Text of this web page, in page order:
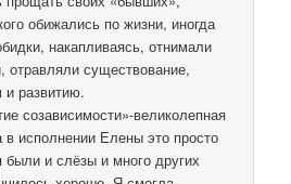
обижались по жизни, иногда
накапливаясь, отнимали
отравляли существование,
развитию.
созависимости»-великолепная
в исполнении Елены это просто
и слёзы и много других